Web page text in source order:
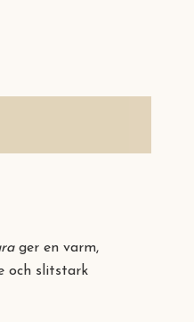
ger en varm,
och slitstark